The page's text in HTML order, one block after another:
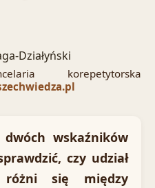
Działyński
korepetytorska
wskaźników
czy udział
różni się między